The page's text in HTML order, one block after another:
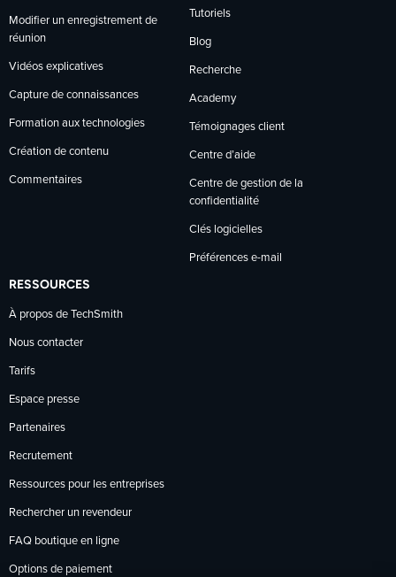
Modifier un enregistrement de
réunion
Vidéos explicatives
Capture de connaissances
Formation aux technologies
Création de contenu
Commentaires
Tutoriels
Blog
Recherche
Academy
Témoignages client
Centre d’aide
Centre de gestion de la
confidentialité
Clés logicielles
Préférences e-mail
RESSOURCES
À propos de TechSmith
Nous contacter
Tarifs
Espace presse
Partenaires
Recrutement
Ressources pour les entreprises
Rechercher un revendeur
FAQ boutique en ligne
Options de paiement